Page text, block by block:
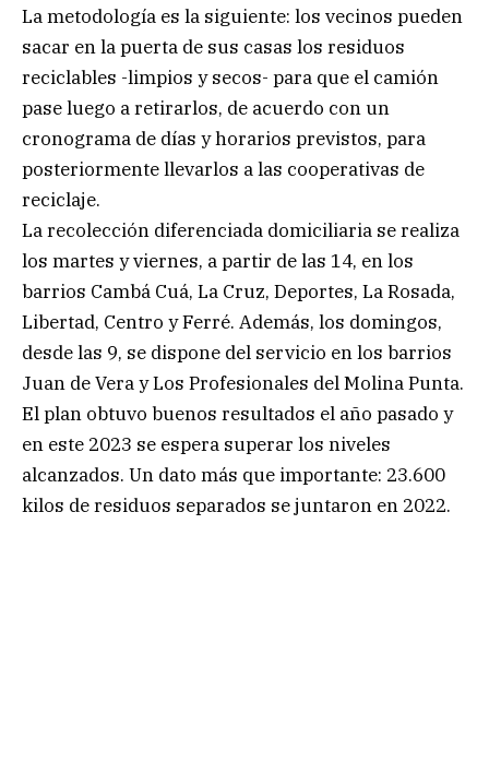
La metodología es la siguiente: los vecinos pueden
sacar en la puerta de sus casas los residuos
reciclables -limpios y secos- para que el camión
pase luego a retirarlos, de acuerdo con un
cronograma de días y horarios previstos, para
posteriormente llevarlos a las cooperativas de
reciclaje.
La recolección diferenciada domiciliaria se realiza
los martes y viernes, a partir de las 14, en los
barrios Cambá Cuá, La Cruz, Deportes, La Rosada,
Libertad, Centro y Ferré. Además, los domingos,
desde las 9, se dispone del servicio en los barrios
Juan de Vera y Los Profesionales del Molina Punta.
El plan obtuvo buenos resultados el año pasado y
en este 2023 se espera superar los niveles
alcanzados. Un dato más que importante: 23.600
kilos de residuos separados se juntaron en 2022.